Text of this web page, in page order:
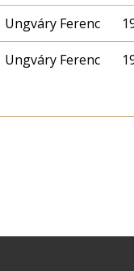
Ungváry Ferenc
Ungváry Ferenc